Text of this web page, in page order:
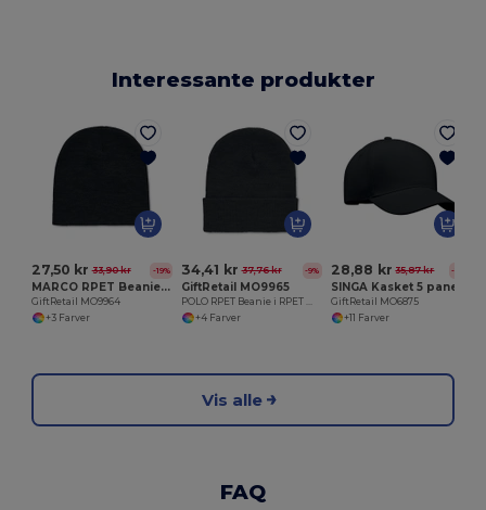
Interessante produkter
27,50 kr 33,90 kr -19%
MARCO RPET Beanie i RPET polyester
GiftRetail MO9964
+3 Farver
34,41 kr 37,76 kr -9%
GiftRetail MO9965
POLO RPET Beanie i RPET med manchet
+4 Farver
28,88 kr 35,87 kr -19%
GiftRetail MO6875
+11 Farver
Vis alle
FAQ